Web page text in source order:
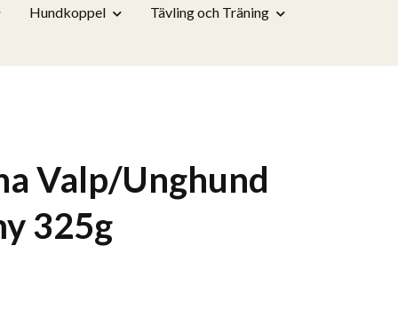
Hundkoppel
Tävling och Träning
Valp/Unghund
325g